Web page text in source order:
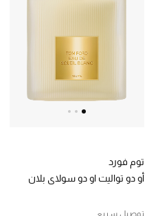
توم فورد
أو دو تواليت او دو سولاي بلان
توصيل سريع